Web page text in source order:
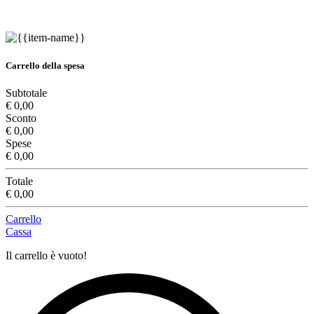
Carrello della spesa
Subtotale
€ 0,00
Sconto
€ 0,00
Spese
€ 0,00
Totale
€ 0,00
Carrello
Cassa
Il carrello è vuoto!